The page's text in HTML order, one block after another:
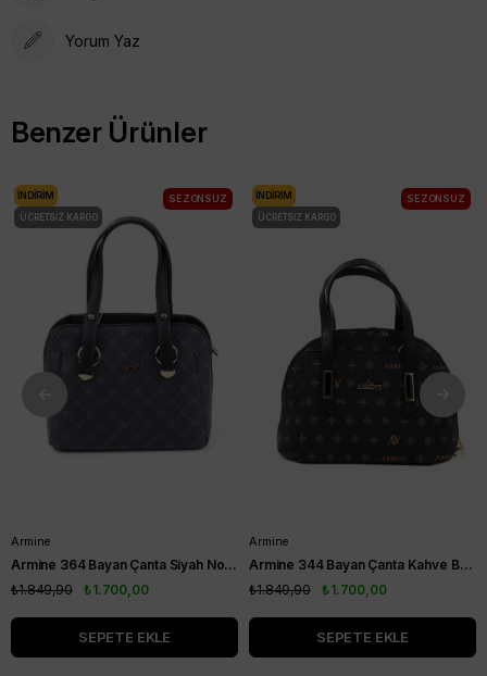
Yorum Yaz
Benzer Ürünler
Armine
Armine 364 Bayan Çanta Siyah Noktalı
₺1.700,00
₺1.849,90
SEPETE EKLE
İNDIRIM
ÜCRETSIZ KARGO
SEZONSUZ
Armine
Armine 344 Bayan Çanta Kahve Baskılı
₺1.700,00
₺1.849,90
SEPETE EKLE
İNDIRIM
ÜCRETSIZ KARGO
SEZONSUZ